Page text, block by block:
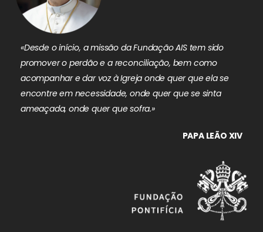
«Desde o início, a missão da Fundação AIS tem sido
promover o perdão e a reconciliação, bem como
acompanhar e dar voz à Igreja onde quer que ela se
encontre em necessidade, onde quer que se sinta
ameaçada, onde quer que sofra.»
PAPA LEÃO XIV